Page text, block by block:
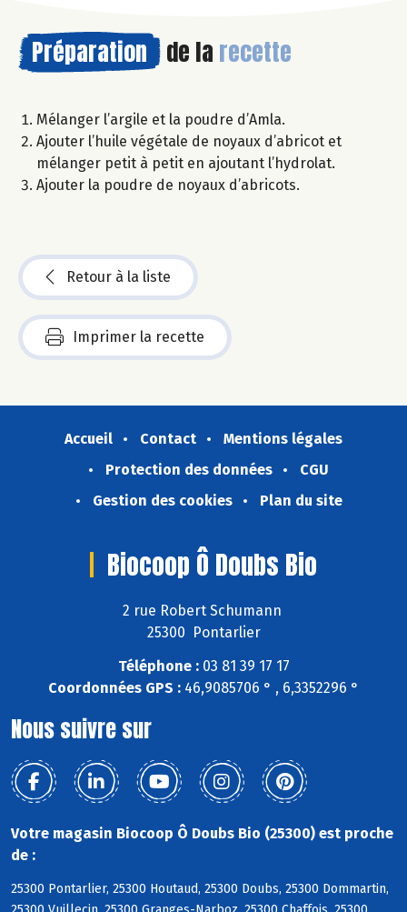
Préparation de la recette
Mélanger l’argile et la poudre d’Amla.
Ajouter l’huile végétale de noyaux d’abricot et
mélanger petit à petit en ajoutant l’hydrolat.
Ajouter la poudre de noyaux d’abricots.
Retour à la liste
Imprimer la recette
Accueil Contact
Mentions légales
Protection des données
CGU
Gestion des cookies
Plan du site
Biocoop Ô Doubs Bio
2 rue Robert Schumann
25300 Pontarlier
Téléphone :03 81 39 17 17
Coordonnées GPS : 46,9085706 ° , 6,3352296 °
Nous suivre sur
Votre magasin Biocoop Ô Doubs Bio (25300) est proche
de :
25300 Pontarlier, 25300 Houtaud, 25300 Doubs, 25300 Dommartin,